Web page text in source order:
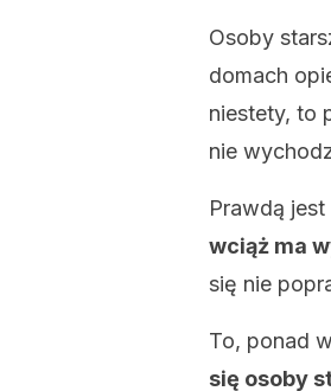
Osoby
domach
niestety, to
nie
Prawdą
wciąż ma
się nie
To, ponad
się osoby